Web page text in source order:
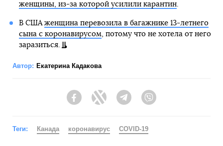
женщины, из-за которой усилили карантин.
В США женщина перевозила в багажнике 13-летнего
сына с коронавирусом, потому что не хотела от него
заразиться.
Автор: Екатерина Кадакова
FacebookTwitter Telegram
Теги: Канада коронавирус COVID-19